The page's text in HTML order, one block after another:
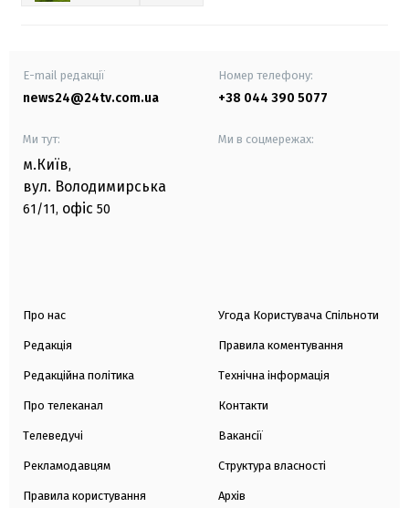
E-mail редакції
news24@24tv.com.ua
Номер телефону:
+38 044 390 5077
Ми тут:
м.Київ,
вул. Володимирська
61/11, офіс 50
Ми в соцмережах:
Про нас
Редакція
Редакційна політика
Про телеканал
Телеведучі
Рекламодавцям
Правила користування
Угода Користувача Спільноти
Правила коментування
Технічна інформація
Контакти
Вакансії
Структура власності
Архів